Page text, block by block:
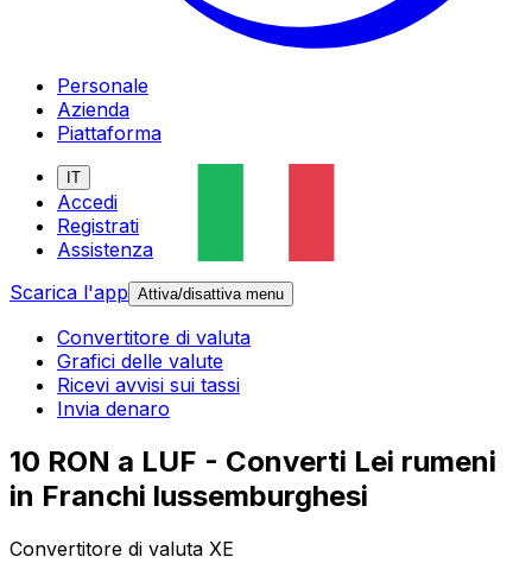
Personale
Azienda
Piattaforma
IT
Accedi
Registrati
Assistenza
Scarica l'app Attiva/disattiva menu
Convertitore di valuta
Grafici delle valute
Ricevi avvisi sui tassi
Invia denaro
10 RON a LUF - Converti Lei rumeni
in Franchi lussemburghesi
Convertitore di valuta XE